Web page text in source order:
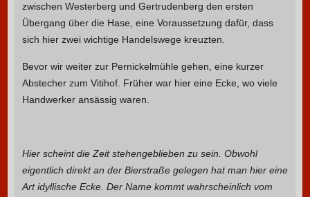
zwischen Westerberg und Gertrudenberg den ersten
Übergang über die Hase, eine Voraussetzung dafür, dass
sich hier zwei wichtige Handelswege kreuzten.
Bevor wir weiter zur Pernickelmühle gehen, eine kurzer
Abstecher zum Vitihof. Früher war hier eine Ecke, wo viele
Handwerker ansässig waren.
Hier scheint die Zeit stehengeblieben zu sein. Obwohl
eigentlich direkt an der Bierstraße gelegen hat man hier eine
Art idyllische Ecke. Der Name kommt wahrscheinlich vom